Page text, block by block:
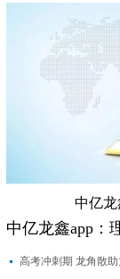
中亿
中亿龙鑫app：
高考冲刺期 龙角散